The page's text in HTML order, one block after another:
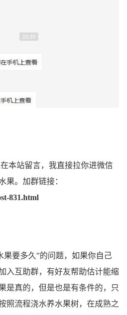
本站留言，我直接拉你进微信
果。加群链接：
831.html
要多久”的问题，如果你自己
入互助群，有好友帮助估计能缩
是真的，但是也是有条件的，只
照流程浇水养水果树，在成熟之